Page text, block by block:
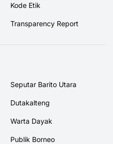
Kode Etik
Transparency Report
Seputar Barito Utara
Dutakalteng
Warta Dayak
Publik Borneo